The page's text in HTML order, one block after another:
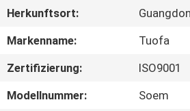
ÜBER
UNS
WERKSBESICHTIGUNG
Herkunftsort:
Markenname:
Tuofa
Zertifizierung:
ISO9001
Modellnummer:
Soem